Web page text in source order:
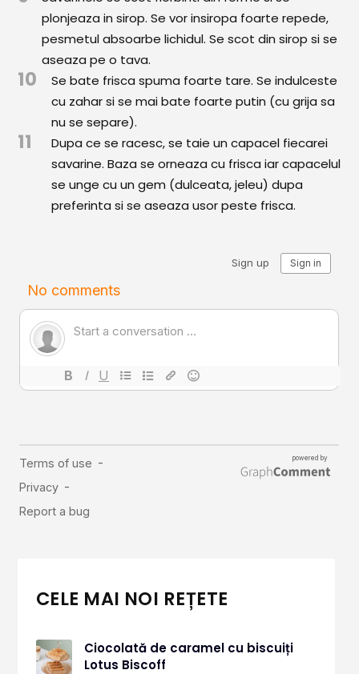
plonjeaza in sirop. Se vor insiropa foarte repede,
pesmetul absoarbe lichidul. Se scot din sirop si se
aseaza pe o tava.
10
Se bate frisca spuma foarte tare. Se indulceste
cu zahar si se mai bate foarte putin (cu grija sa
nu se separe).
11
Dupa ce se racesc, se taie un capacel fiecarei
savarine. Baza se orneaza cu frisca iar capacelul
se unge cu un gem (dulceata, jeleu) dupa
preferinta si se aseaza usor peste frisca.
CELE MAI NOI REȚETE
Ciocolată de caramel cu biscuiți
Lotus Biscoff